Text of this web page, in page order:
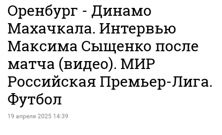
Оренбург - Динамо
Махачкала. Интервью
Максима Сыщенко после
матча (видео). МИР
Российская Премьер-Лига.
Футбол
19 апреля 2025 14:39